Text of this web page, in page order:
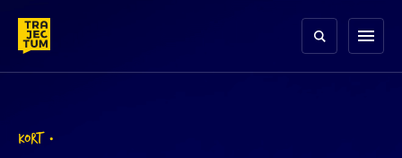
content
menu
KORT